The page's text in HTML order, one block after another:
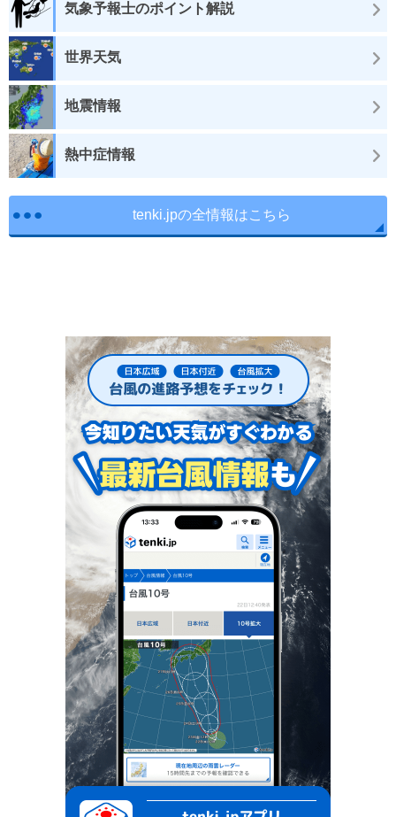
気象予報士のポイント解説
世界天気
地震情報
熱中症情報
tenki.jpの全情報はこちら